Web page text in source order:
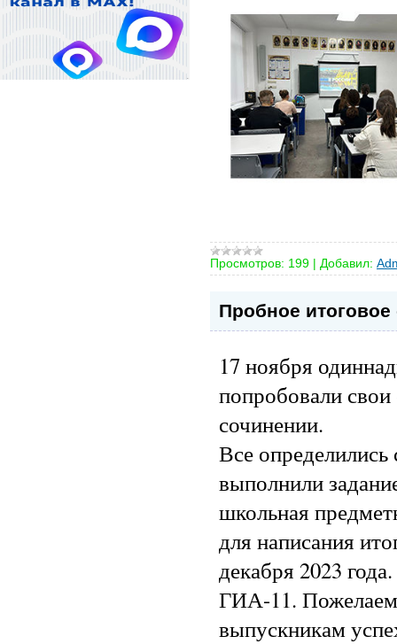
Просмотров: 199 | Добавил:
Пробное итоговое
17 ноября
попробовали
сочинении.
Все
выполнили
школьная
для написания
декабря 2023
ГИА-11.
выпускникам